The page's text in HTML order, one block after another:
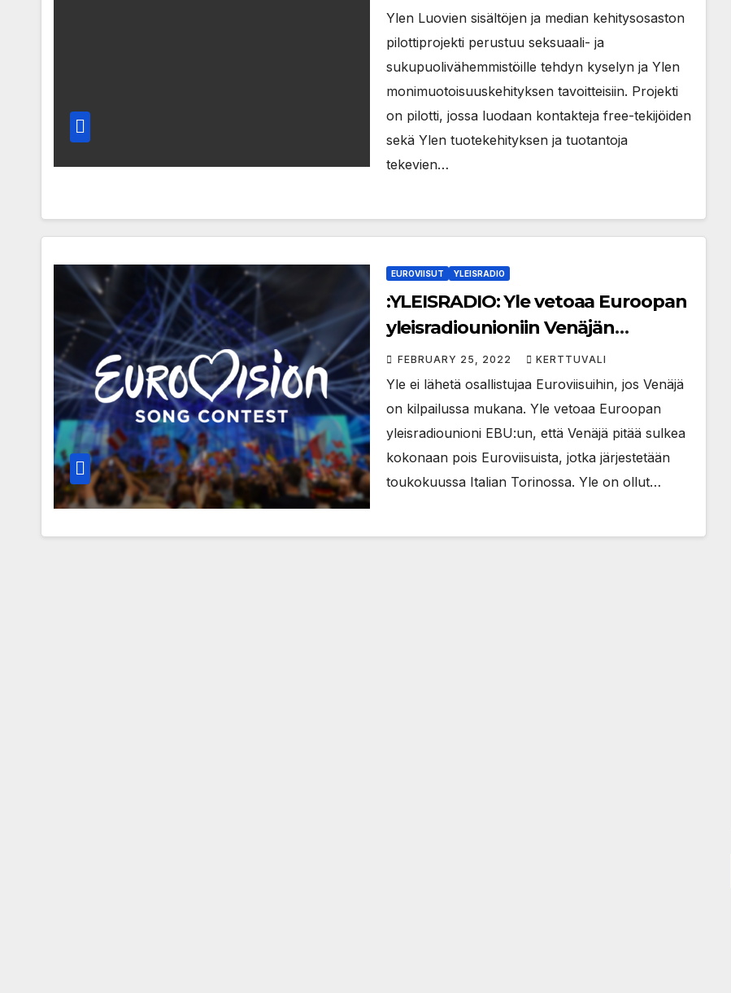
Ylen Luovien sisältöjen ja median kehitysosaston
pilottiprojekti perustuu seksuaali- ja
sukupuolivähemmistöille tehdyn kyselyn ja Ylen
monimuotoisuuskehityksen tavoitteisiin. Projekti
on pilotti, jossa luodaan kontakteja free-tekijöiden
sekä Ylen tuotekehityksen ja tuotantoja
tekevien…
EUROVIISUT YLEISRADIO
:YLEISRADIO: Yle vetoaa Euroopan
yleisradiounioniin Venäjän
sulkemiseksi pois Euroviisuista
FEBRUARY 25, 2022 KERTTUVALI
Yle ei lähetä osallistujaa Euroviisuihin, jos Venäjä
on kilpailussa mukana. Yle vetoaa Euroopan
yleisradiounioni EBU:un, että Venäjä pitää sulkea
kokonaan pois Euroviisuista, jotka järjestetään
toukokuussa Italian Torinossa. Yle on ollut…